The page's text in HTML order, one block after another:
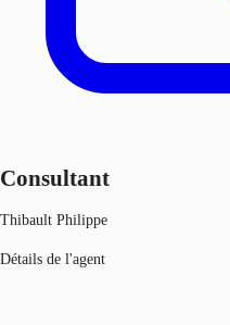
Consultant
Thibault Philippe
Détails de l'agent